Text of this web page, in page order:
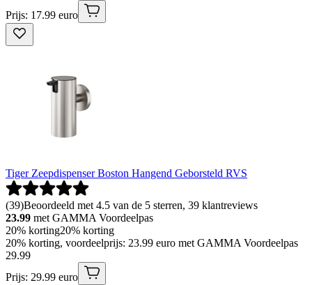
Prijs: 17.99 euro
Tiger Zeepdispenser Boston Hangend Geborsteld RVS
(39)Beoordeeld met 4.5 van de 5 sterren, 39 klantreviews
23.99 met GAMMA Voordeelpas
20% korting20% korting
20% korting, voordeelprijs: 23.99 euro met GAMMA Voordeelpas
29.99
Prijs: 29.99 euro